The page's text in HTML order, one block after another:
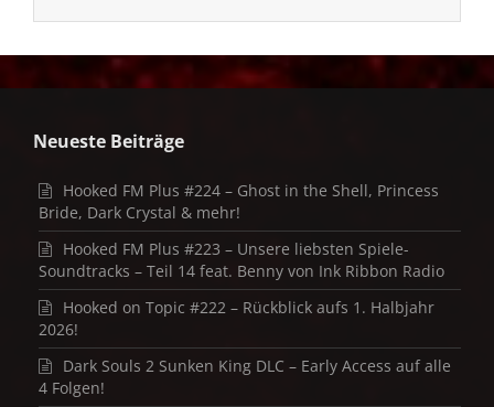
Neueste Beiträge
Hooked FM Plus #224 – Ghost in the Shell, Princess
Bride, Dark Crystal & mehr!
Hooked FM Plus #223 – Unsere liebsten Spiele-
Soundtracks – Teil 14 feat. Benny von Ink Ribbon Radio
Hooked on Topic #222 – Rückblick aufs 1. Halbjahr
2026!
Dark Souls 2 Sunken King DLC – Early Access auf alle
4 Folgen!